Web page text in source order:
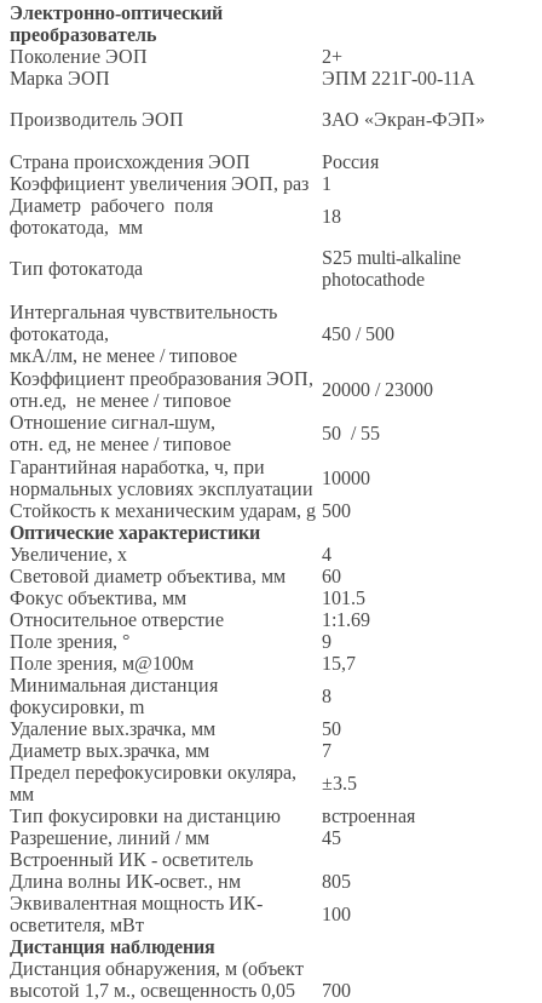
Электронно-оптический
преобразователь
Поколение ЭОП
2+
Марка ЭОП
ЭПM 221Г-00-11А
Производитель ЭОП
ЗАО «Экран-ФЭП»
Страна происхождения ЭОП
Россия
Коэффициент увеличения ЭОП, раз
1
Диаметр рабочего поля
фотокатода, мм
18
Тип фотокатода
S25 multi-alkaline
photocathode
Интергальная чувствительность
фотокатода,
мкА/лм, не менее / типовое
450 / 500
Коэффициент преобразования ЭОП,
отн.ед, не менее / типовое
20000 / 23000
Отношение сигнал-шум,
отн. ед, не менее / типовое
50 / 55
Гарантийная наработка, ч, при
нормальных условиях эксплуатации
10000
Стойкость к механическим ударам, g 500
Оптические характеристики
Увеличение, x
4
Световой диаметр объектива, мм
60
Фокус объектива, мм
101.5
Относительное отверстие
1:1.69
Поле зрения, °
9
Поле зрения, м@100м
15,7
Минимальная дистанция
фокусировки, m
8
Удаление вых.зрачка, мм
50
Диаметр вых.зрачка, мм
7
Предел перефокусировки окуляра,
мм
±3.5
Тип фокусировки на дистанцию
встроенная
Разрешение, линий / мм
45
Встроенный ИК - осветитель
Длина волны ИК-освет., нм
805
Эквивалентная мощность ИК-
осветителя, мВт
100
Дистанция наблюдения
Дистанция обнаружения, м (объект
высотой 1,7 м., освещенность 0,05
700